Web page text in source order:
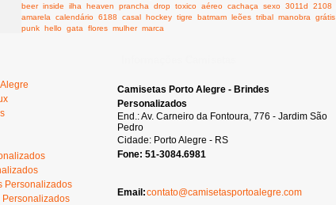
beer inside ilha heaven prancha drop toxico aéreo cachaça sexo 3011d 2108
amarela
calendário 6188 casal hockey tigre batmam leões tribal manobra grátis
punk hello gata flores mulher marca
Personalizados
Camisetas Porto Alegre - Brindes
Personalizados
End.: Av. Carneiro da Fontoura, 776 - Jardim São
Pedro
Cidade: Porto Alegre - RS
Fone: 51-3084.6981
Email:contato@camisetasportoalegre.com